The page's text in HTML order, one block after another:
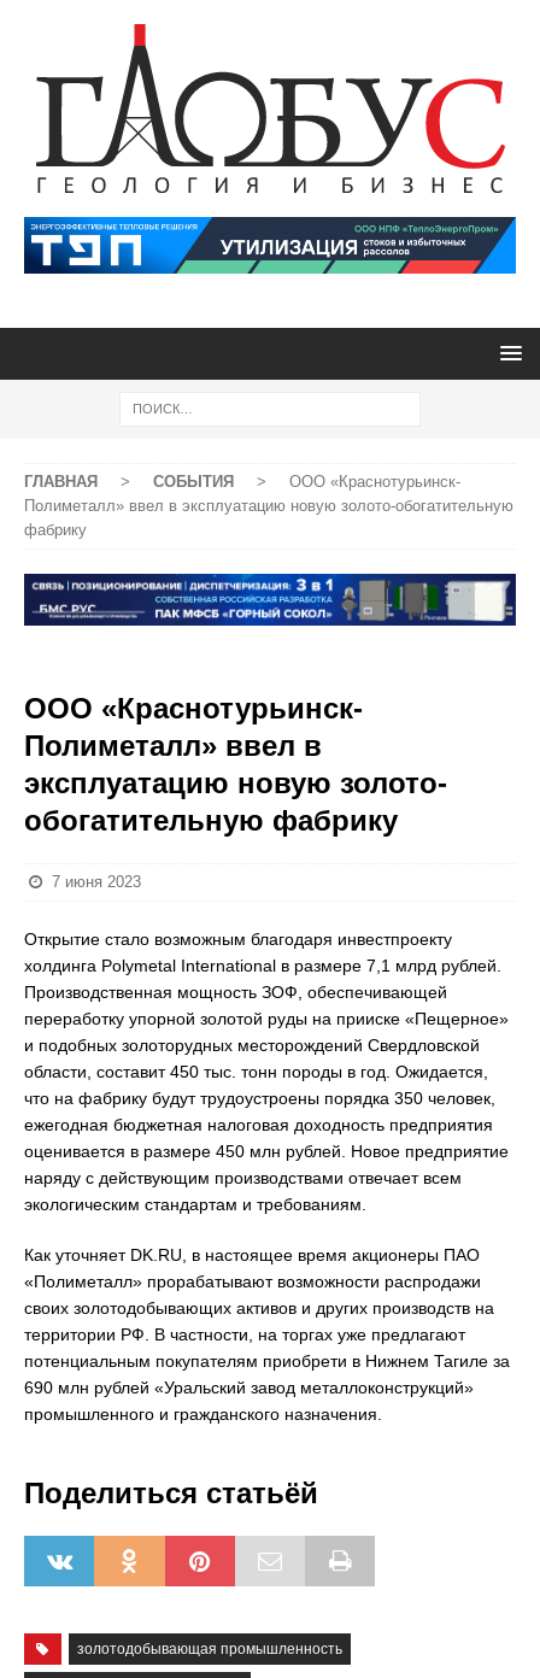
ГЛАВНАЯ > СОБЫТИЯ >
ООО «Краснотурьинск-
Полиметалл» ввел в эксплуатацию новую золото-обогатительную
фабрику
ООО «Краснотурьинск-
Полиметалл» ввел в
эксплуатацию новую золото-
обогатительную фабрику
7 июня 2023
Открытие стало возможным благодаря инвестпроекту
холдинга Polymetal International в размере 7,1 млрд рублей.
Производственная мощность ЗОФ, обеспечивающей
переработку упорной золотой руды на прииске «Пещерное»
и подобных золоторудных месторождений Свердловской
области, составит 450 тыс. тонн породы в год. Ожидается,
что на фабрику будут трудоустроены порядка 350 человек,
ежегодная бюджетная налоговая доходность предприятия
оценивается в размере 450 млн рублей. Новое предприятие
наряду с действующим производствами отвечает всем
экологическим стандартам и требованиям.
Как уточняет DK.RU, в настоящее время акционеры ПАО
«Полиметалл» прорабатывают возможности распродажи
своих золотодобывающих активов и других производств на
территории РФ. В частности, на торгах уже предлагают
потенциальным покупателям приобрети в Нижнем Тагиле за
690 млн рублей «Уральский завод металлоконструкций»
промышленного и гражданского назначения.
Поделиться статьёй
золотодобывающая промышленность